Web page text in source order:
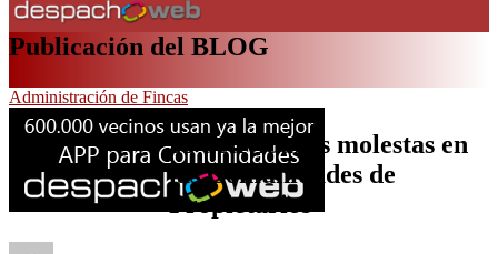
Publicación del BLOG
Administración de Fincas
33 actividades molestas en
las Comunidades de
Propietarios